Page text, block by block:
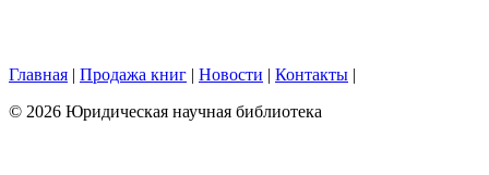
Главная | Продажа книг | Новости | Контакты |
© 2026 Юридическая научная библиотека